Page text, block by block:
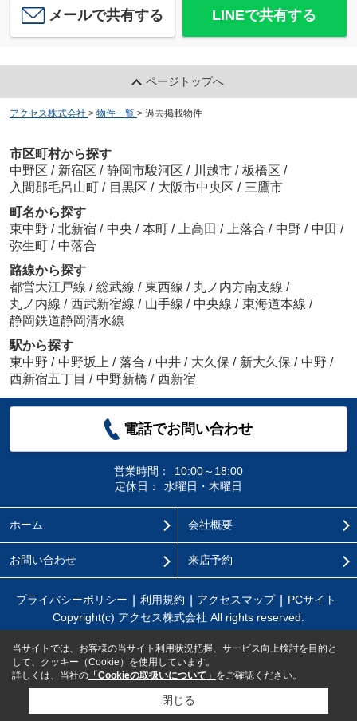
メールで共有する LINEで共有する
ページトップへ
アクセス株式会社 > 物件一覧 > 過去掲載物件
市区町村から探す
中野区 / 新宿区 / 静岡市駿河区 / 川越市 / 板橋区 /
入間郡毛呂山町 / 目黒区 / 大阪市中央区 / 三鷹市
町名から探す
東中野 / 北新宿 / 中央 / 本町 / 上高田 / 上落合 / 中野 / 中田 /
弥生町 / 中落合
路線から探す
都営大江戸線 / 総武線 / 東西線 / 丸ノ内方南支線 /
丸ノ内線 / 西武新宿線 / 山手線 / 中央線 / 東海道本線 /
静岡鉄道静岡清水線
駅から探す
東中野 / 中野坂上 / 落合 / 中井 / 大久保 / 新大久保 / 中野 /
西新宿五丁目 / 中野新橋 / 西新宿
電話でお問い合わせ
営業時間：
10:00～18:00
定休日：
水曜日・木曜日
ホーム 会社概要
お問い合わせ 来店予約
プライバシーポリシー 利用規約 アクセスマップ
PCサイト
Copyright(c) アクセス株式会社 All rights reserved.
当サイトでは、お客様の当サイト利用状況把握、サービス向上検討を目的と
して、クッキー（Cookie）を使用しています。
詳しくは、当社の 「Cookieの取扱いについて」 をご確認ください。
閉じる